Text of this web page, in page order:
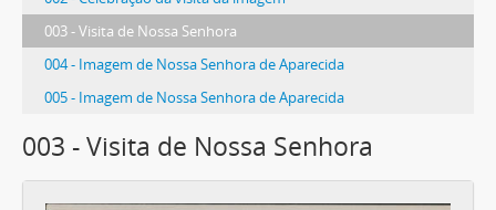
003 - Visita de Nossa Senhora
004 - Imagem de Nossa Senhora de Aparecida
005 - Imagem de Nossa Senhora de Aparecida
003 - Visita de Nossa Senhora